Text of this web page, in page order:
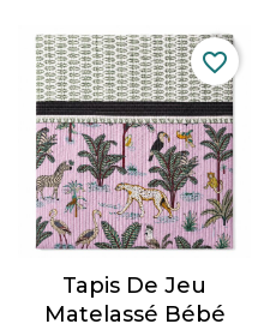
Tapis De Jeu
Matelassé Bébé
favorite_border